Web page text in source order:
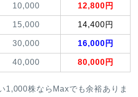
10,000 12,800円
15,000 14,400円
30,000 16,000円
40,000 80,000円
1,000株ならMaxでも余裕ありま